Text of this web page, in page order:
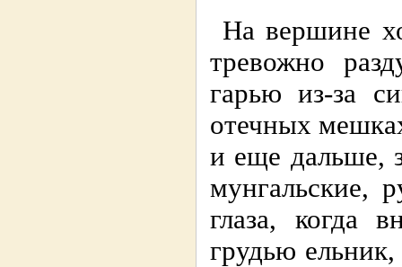
На вершине
тревожно
гарью из-за
отечных
и еще дальше,
мунгальские,
глаза, когда
грудью